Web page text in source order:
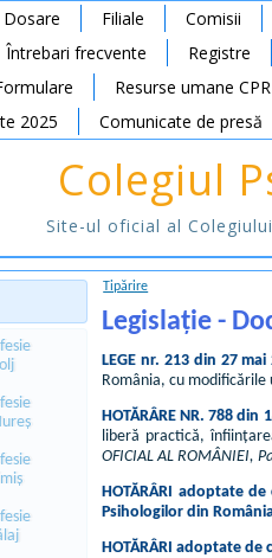
Dosare Filiale Comisii
Întrebari frecvente Registre
Resurse umane CPR
2025
Comunicate de presă
Colegiul
Site-ul oficial al
Tipărire
Legislație -
LEGE nr. 213 din 27 mai
România, cu
HOTĂRÂRE NR. 788 din
liberă practică,
OFICIAL AL ROMÂNIEI,
HOTĂRÂRI adoptate
Psihologilor din
HOTĂRÂRI adoptate